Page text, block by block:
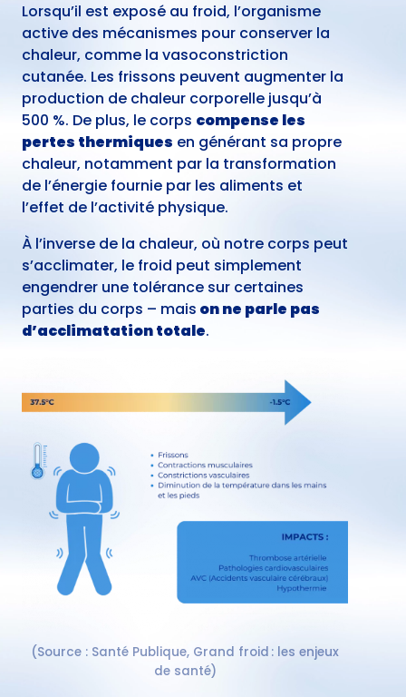
Lorsqu’il est exposé au froid, l’organisme
active des mécanismes pour conserver la
chaleur, comme la vasoconstriction
cutanée. Les frissons peuvent augmenter la
production de chaleur corporelle jusqu’à
500 %. De plus, le corps compense les
pertes thermiques en générant sa propre
chaleur, notamment par la transformation
de l’énergie fournie par les aliments et
l’effet de l’activité physique.
À l’inverse de la chaleur, où notre corps peut
s’acclimater, le froid peut simplement
engendrer une tolérance sur certaines
parties du corps – mais on ne parle pas
d’acclimatation totale.
(Source : Santé Publique, Grand froid : les enjeux
de santé)